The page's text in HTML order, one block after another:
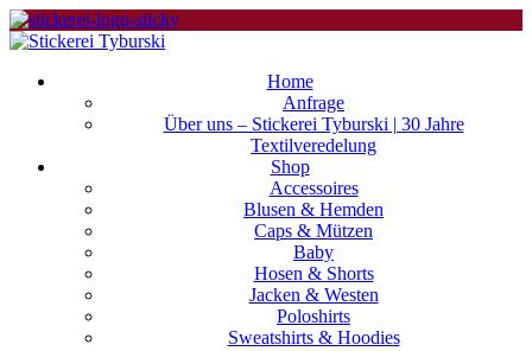
Home
Anfrage
Über uns – Stickerei Tyburski | 30 Jahre
Textilveredelung
Shop
Accessoires
Blusen & Hemden
Caps & Mützen
Baby
Hosen & Shorts
Jacken & Westen
Poloshirts
Sweatshirts & Hoodies